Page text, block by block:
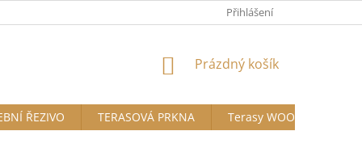
Přihlášení
NÁKUPNÍ
Prázdný košík
ŘEZIVO TERASOVÁ PRKNA
Terasy WOODPLASTIC®